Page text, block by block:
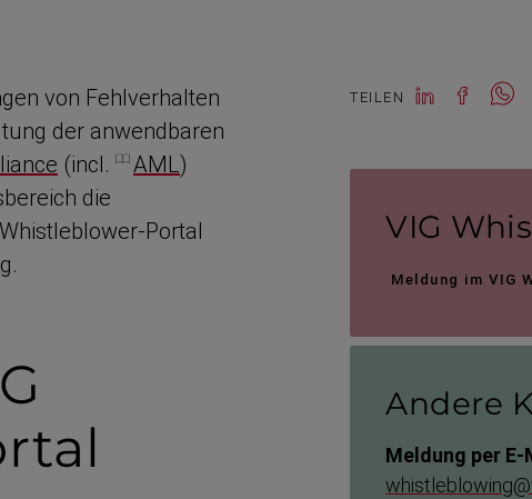
von Fehlver­halten
der anwendbaren
(incl. AML)
die
​Portal
TEILEN
VIG
Meldung im VIG
Andere
Meldung per E-